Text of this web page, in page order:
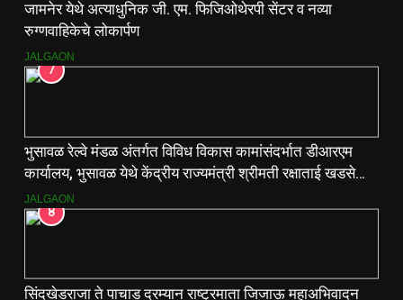
जामनेर येथे अत्याधुनिक जी. एम. फिजिओथेरपी सेंटर व नव्या
रुग्णवाहिकेचे लोकार्पण
JALGAON
7
भुसावळ रेल्वे मंडळ अंतर्गत विविध विकास कामांसंदर्भात डीआरएम
कार्यालय, भुसावळ येथे केंद्रीय राज्यमंत्री श्रीमती रक्षाताई खडसे
यांनी आढावा बैठक घेतली…
JALGAON
8
सिंदखेडराजा ते पाचाड दरम्यान राष्ट्रमाता जिजाऊ महाअभिवादन